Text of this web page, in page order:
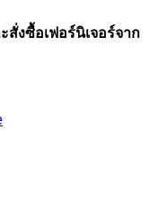
สั่งซื้อเฟอร์นิเจอร์จาก